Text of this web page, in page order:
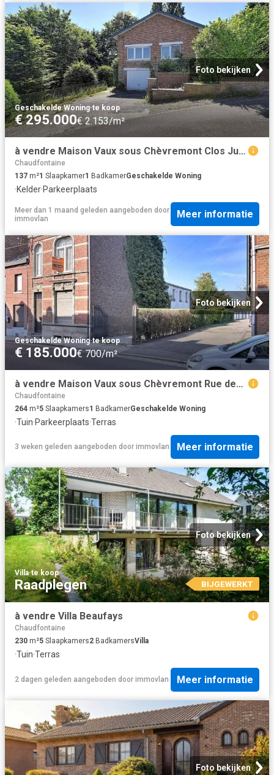
Foto bekijken
Geschakelde Woning·te koop
€ 295.000€ 2.153/m²
à vendre Maison Vaux sous Chèvremont Clos Jules Hennekinne
Chaudfontaine
137 m²1 Slaapkamer1 BadkamerGeschakelde Woning
·Kelder·Parkeerplaats
Meer dan 1 maand geleden aangeboden door
immovlan
Meer informatie
Foto bekijken
Geschakelde Woning·te koop
€ 185.000€ 700/m²
à vendre Maison Vaux sous Chèvremont Rue des Combattants
Chaudfontaine
264 m²5 Slaapkamers1 BadkamerGeschakelde Woning
·Tuin·Parkeerplaats·Terras
3 weken geleden aangeboden door immovlan Meer informatie
Foto bekijken
Villa·te koop
Raadplegen BIJGEWERKT
à vendre Villa Beaufays
Chaudfontaine
230 m²5 Slaapkamers2 BadkamersVilla
·Tuin·Terras
2 dagen geleden aangeboden door immovlan Meer informatie
Foto bekijken